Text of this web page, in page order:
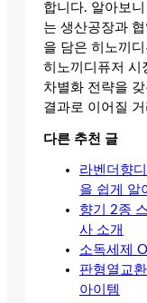
합니다. 알아보
는 생산공장과
을 담은 히노끼
히노끼디퓨저 시
차별화 전략을
결과로 이어질
다른 추천 글
라벤더향
을 쉽게 알
향기 2종
사 소개
소독세제
판형열교
아이템